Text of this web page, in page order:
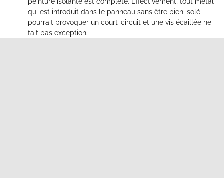
peinture isolante est complète. Effectivement, tout métal
qui est introduit dans le panneau sans être bien isolé
pourrait provoquer un court-circuit et une vis écaillée ne
fait pas exception.